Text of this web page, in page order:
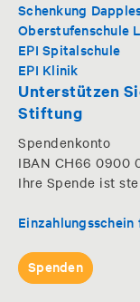
Schenkung
Oberstufenschule
EPI Spitalschule
EPI Klinik
Unterstützen
Stiftung
Spendenkonto
IBAN CH66 0900
Ihre Spende ist
Einzahlungsschein
Spenden